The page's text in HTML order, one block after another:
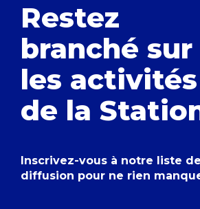
Restez
branché sur
les activités
de la
Inscrivez-vous à notre liste de
diffusion pour ne rien